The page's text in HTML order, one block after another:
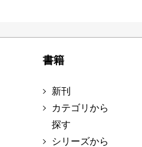
書籍
新刊
カテゴリから
探す
シリーズから